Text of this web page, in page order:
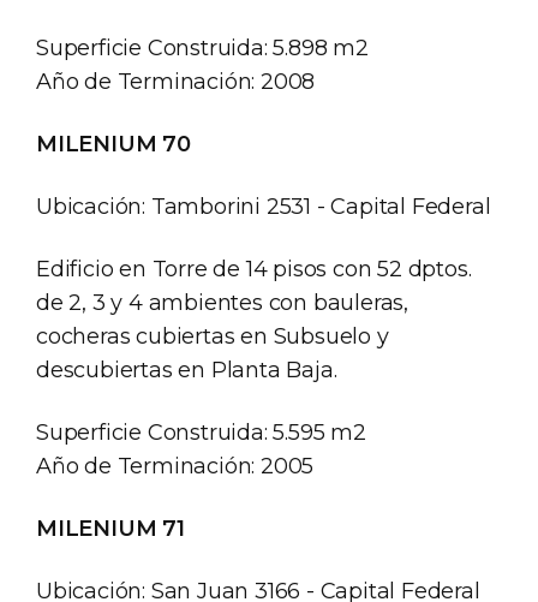
Superficie Construida: 5.898 m2
Año de Terminación: 2008
MILENIUM 70
Ubicación: Tamborini 2531 - Capital Federal
Edificio en Torre de 14 pisos con 52 dptos.
de 2, 3 y 4 ambientes con bauleras,
cocheras cubiertas en Subsuelo y
descubiertas en Planta Baja.
Superficie Construida: 5.595 m2
Año de Terminación: 2005
MILENIUM 71
Ubicación: San Juan 3166 - Capital Federal